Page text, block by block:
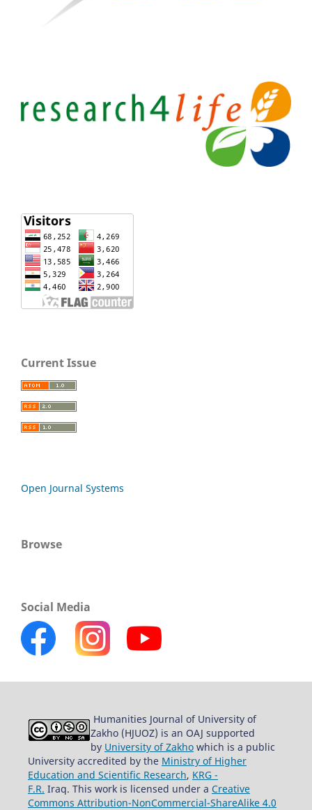
Current Issue
Open Journal Systems
Browse
Social Media
Humanities Journal of University of
Zakho (HJUOZ) is an OAJ supported
by University of Zakho which is a public
University accredited by the Ministry of Higher
Education and Scientific Research, KRG -
F.R. Iraq. This work is licensed under a Creative
Commons Attribution-NonCommercial-ShareAlike 4.0